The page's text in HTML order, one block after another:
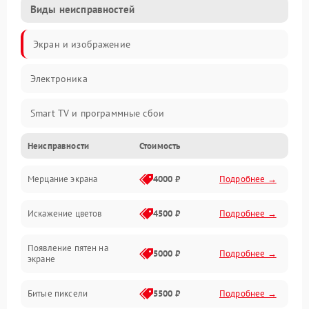
Виды неисправностей
Экран и изображение
Электроника
Smart TV и программные сбои
Питание и запуск
Подсветка и LED-модули
Звук и аудиосистема
Сигнал и приём каналов
Неисправности Стоимость
Мерцание экрана 4000 ₽ Подробнее →
Искажение цветов 4500 ₽ Подробнее →
Появление пятен на
экране
5000 ₽ Подробнее →
Битые пиксели 5500 ₽ Подробнее →